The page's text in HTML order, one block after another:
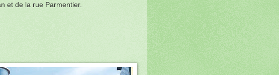
et de la rue Parmentier.